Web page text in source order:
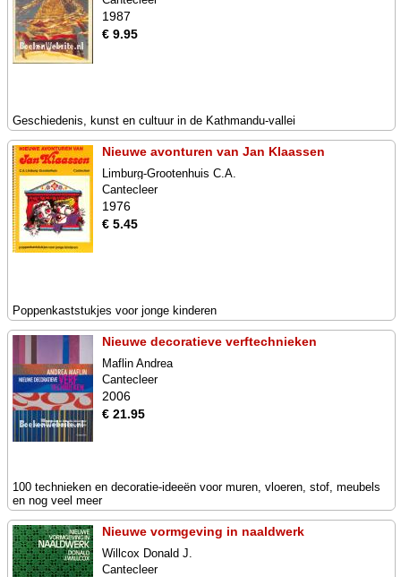
1987
€ 9.95
Geschiedenis, kunst en cultuur in de Kathmandu-vallei
Nieuwe avonturen van Jan Klaassen
Limburg-Grootenhuis C.A.
Cantecleer
1976
€ 5.45
Poppenkaststukjes voor jonge kinderen
Nieuwe decoratieve verftechnieken
Maflin Andrea
Cantecleer
2006
€ 21.95
100 technieken en decoratie-ideeën voor muren, vloeren, stof, meubels
en nog veel meer
Nieuwe vormgeving in naaldwerk
Willcox Donald J.
Cantecleer